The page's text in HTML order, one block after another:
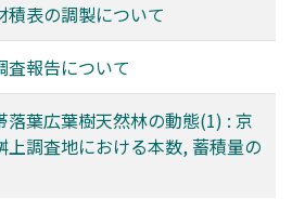
表の調製について
査報告について
落葉広葉樹天然林の動態(1) : 京
調査地における本数, 蓄積量の